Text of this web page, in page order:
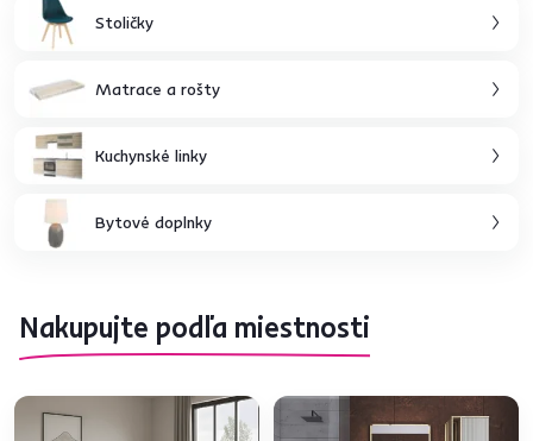
Stoličky
Matrace a rošty
Kuchynské linky
Bytové doplnky
Nakupujte podľa miestnosti